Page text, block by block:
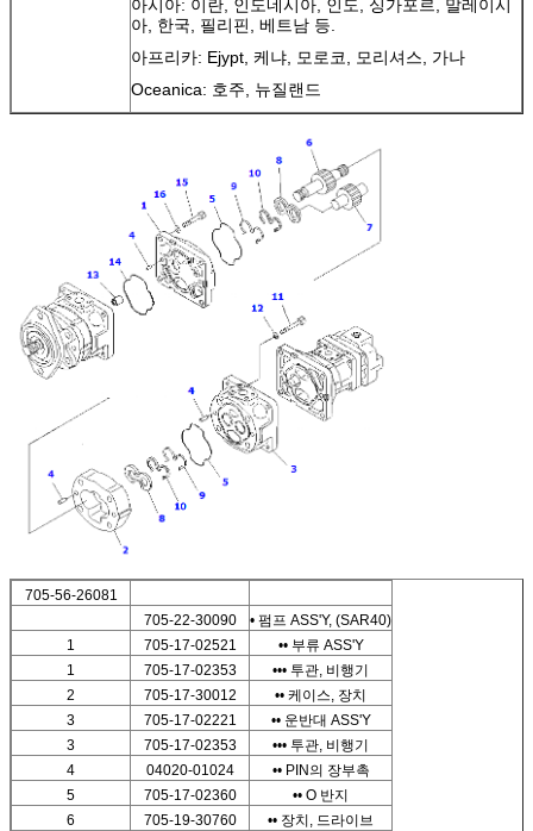
아시아: 이란, 인도네시아, 인도, 싱가포르, 말레이시
아, 한국, 필리핀, 베트남 등.
아프리카: Ejypt, 케냐, 모로코, 모리셔스, 가나
Oceanica: 호주, 뉴질랜드
705-56-26081
705-22-30090
• 펌프 ASS'Y, (SAR40)
1
705-17-02521
•• 부류 ASS'Y
1
705-17-02353
••• 투관, 비행기
2
705-17-30012
•• 케이스, 장치
3
705-17-02221
•• 운반대 ASS'Y
3
705-17-02353
••• 투관, 비행기
4
04020-01024
•• PIN의 장부촉
5
705-17-02360
•• O 반지
6
705-19-30760
•• 장치, 드라이브